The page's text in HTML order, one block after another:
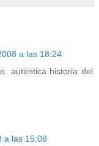
a las 18:24
auténtica historia del
a las 15:08